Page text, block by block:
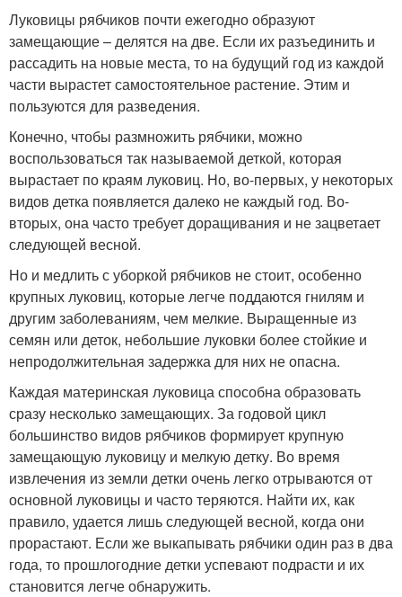
Луковицы рябчиков почти ежегодно образуют
замещающие – делятся на две. Если их разъединить и
рассадить на новые места, то на будущий год из каждой
части вырастет самостоятельное растение. Этим и
пользуются для разведения.
Конечно, чтобы размножить рябчики, можно
воспользоваться так называемой деткой, которая
вырастает по краям луковиц. Но, во-первых, у некоторых
видов детка появляется далеко не каждый год. Во-
вторых, она часто требует доращивания и не зацветает
следующей весной.
Но и медлить с уборкой рябчиков не стоит, особенно
крупных луковиц, которые легче поддаются гнилям и
другим заболеваниям, чем мелкие. Выращенные из
семян или деток, небольшие луковки более стойкие и
непродолжительная задержка для них не опасна.
Каждая материнская луковица способна образовать
сразу несколько замещающих. За годовой цикл
большинство видов рябчиков формирует крупную
замещающую луковицу и мелкую детку. Во время
извлечения из земли детки очень легко отрываются от
основной луковицы и часто теряются. Найти их, как
правило, удается лишь следующей весной, когда они
прорастают. Если же выкапывать рябчики один раз в два
года, то прошлогодние детки успевают подрасти и их
становится легче обнаружить.